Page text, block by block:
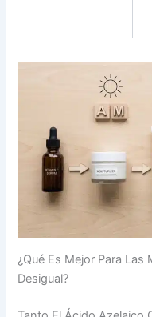
¿Qué Es Mejor Para Las
Desigual?